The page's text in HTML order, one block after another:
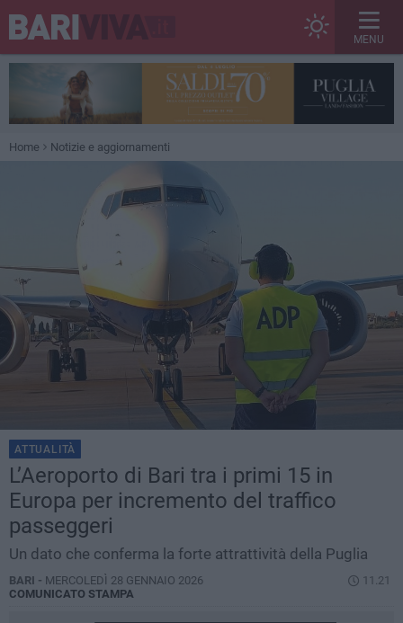
MENU
Home Notizie e aggiornamenti
ATTUALITÀ
L’Aeroporto di Bari tra i primi 15 in
Europa per incremento del traffico
passeggeri
Un dato che conferma la forte attrattività della Puglia
BARI - MERCOLEDÌ 28 GENNAIO 2026
11.21
COMUNICATO STAMPA